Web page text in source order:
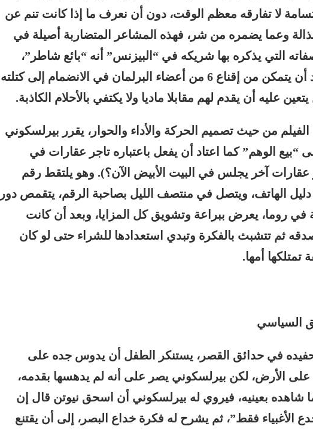
لا تفارقه معظم الوقت، دون أن نعرف ما إذا كانت تنم عن
وعما يضمره من شر، فهذه المشاعر المتضاربة أصيلة في
التي يذكره بها شريكه في “البيزنس” أنه “بائع شاطر”،
يعرف كيف يبيع الأحلام، ولابد أن يتمكن من إقناع 6 من أعضاء البرلمان في الانضمام إلى كتلته
عليه أن يقدم لهم مقابلا ماديا ولا يكتفي بالأحلام الكاذبة.
من حيث تصميم الحركة والأداء والحوار، يقرر بيرلسكوني
“بيع الوهم” كما اعتاد أن يفعل باعتباره تاجر عقارات في
عقارات آخر يجلس في البيت الأبيض الآن؟). وهو يلتقط رقم
الهاتف، ويتصل في منتصف الليل بصاحبة الرقم، يتقمص دور
روما، يعرض ببراعة وتشويق كل المزايا، وبعد أن كانت
ثم تتشبث بالفكرة وتبدي استعدادها للشراء حتى لو كان
تمتلكها أمها.
السياسي
في حدائق القصر، يستنكر الطفل أن يدوس جده على
الأرض، لكن بيرلسكوني يصر على أنه لم يدهسها بقدمه،
شاهده بعينيه، فيروي له بيرلسكوني أن اسحق نيوتن قال إن
الأغبياء فقط”، ثم يشرح له فكرة خداع البصر، إلى أن يقتنع